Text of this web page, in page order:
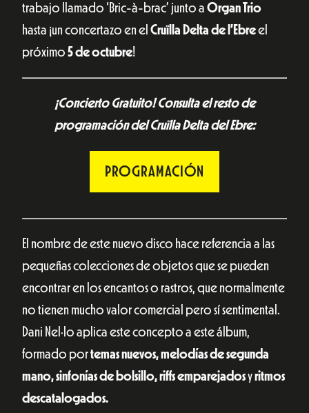
trabajo llamado ‘Bric-à-brac’ junto a Organ Trio
hasta ¡un concertazo en el Cruïlla Delta de l’Ebreel
próximo 5 de octubre!
¡Concierto Gratuito! Consulta el resto de
programación del Cruïlla Delta del Ebre:
PROGRAMACIÓN
El nombre de este nuevo disco hace referencia a las
pequeñas colecciones de objetos que se pueden
encontrar en los encantos o rastros, que normalmente
no tienen mucho valor comercial pero sí sentimental.
Dani Nel·lo aplica este concepto a este álbum,
formado portemas nuevos, melodías de segunda
mano, sinfonías de bolsillo, riffs emparejadosyritmos
descatalogados.